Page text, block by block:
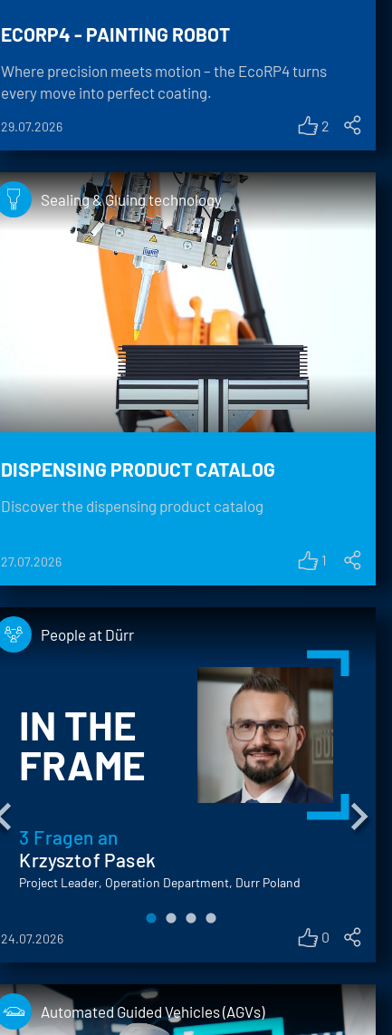
ECORP4 - PAINTING ROBOT
Where precision meets motion – the EcoRP4 turns
every move into perfect coating.
29.07.2026 2
Sealing & Gluing technology
DISPENSING PRODUCT CATALOG
Discover the dispensing product catalog
27.07.2026 1
People at Dürr
IN THE
FRAME
3 Fragen an
Krzysztof Pasek
Project Leader, Operation Department, Durr Poland
24.07.2026 0
Automated Guided Vehicles (AGVs)